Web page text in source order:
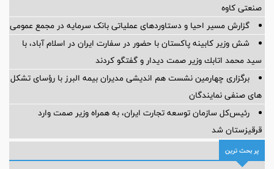
صنعتی کاوه
گزارش مسیر احیا و دستاوردهای عملیاتی بانک سرمایه در مجمع عمومی
شش وزیر کابینه پاکستان با حضور در سفارت ایران در اسلام آباد، با
سيد محمد اتابك وزير صمت ديدار و گفتگو كردند
برگزاری چهارمین نشست هم اندیشی مدیران بیمه البرز با رؤسای تشکل
های صنفی نمایندگان
رئیس‌کل سازمان توسعه تجارت ایران، به همراه وزیر صمت وارد
قرقیزستان شد
پر بحث ترین